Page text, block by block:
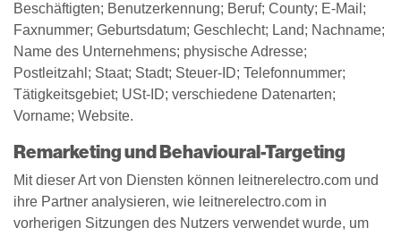
Beschäftigten; Benutzerkennung; Beruf; County; E-Mail;
Faxnummer; Geburtsdatum; Geschlecht; Land; Nachname;
Name des Unternehmens; physische Adresse;
Postleitzahl; Staat; Stadt; Steuer-ID; Telefonnummer;
Tätigkeitsgebiet; USt-ID; verschiedene Datenarten;
Vorname; Website.
Remarketing und Behavioural-Targeting
Mit dieser Art von Diensten können leitnerelectro.com und
ihre Partner analysieren, wie leitnerelectro.com in
vorherigen Sitzungen des Nutzers verwendet wurde, um